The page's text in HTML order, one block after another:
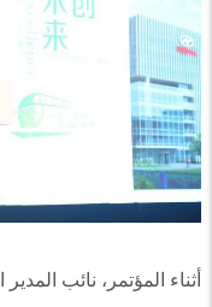
أثناء المؤتمر، نائب